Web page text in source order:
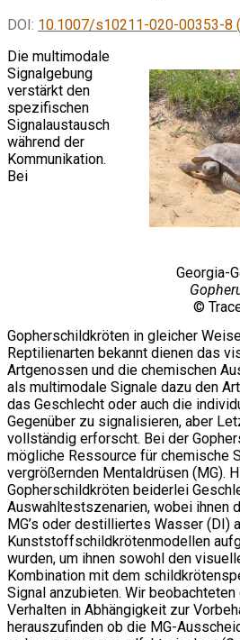
DOI: 10.1007/s10211-020-00353-8
Georgia-
©
Die multimodale
Signalgebung
verstärkt den
spezifischen
Signalaustausch
während der
Kommunikation.
Bei
Gopherschildkröten in gleicher
Reptilienarten bekannt dienen das
Artgenossen und die chemischen
als multimodale Signale dazu den
das Geschlecht oder auch die
Gegenüber zu signalisieren, aber
vollständig erforscht. Bei der
mögliche Ressource für chemische
vergrößernden Mentaldrüsen (MG).
Gopherschildkröten beiderlei
Auswahltestszenarien, wobei ihnen
MG’s oder destilliertes Wasser (DI)
Kunststoffschildkrötenmodellen
wurden, um ihnen sowohl den
Kombination mit dem
Signal anzubieten. Wir
Verhalten in Abhängigkeit zur
herauszufinden ob die MG-